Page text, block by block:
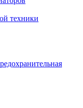
техники